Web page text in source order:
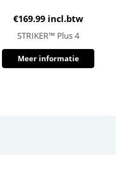
€169.99 incl.btw
STRIKER™ Plus 4
Meer informatie